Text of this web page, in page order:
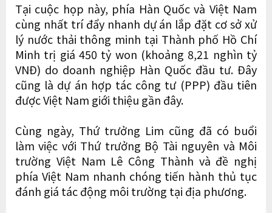
Tại cuộc họp này, phía Hàn Quốc và Việt Nam
cùng nhất trí đẩy nhanh dự án lắp đặt cơ sở xử
lý nước thải thông minh tại Thành phố Hồ Chí
Minh trị giá 450 tỷ won (khoảng 8,21 nghìn tỷ
VNĐ) do doanh nghiệp Hàn Quốc đầu tư. Đây
cũng là dự án hợp tác công tư (PPP) đầu tiên
được Việt Nam giới thiệu gần đây.
Cùng ngày, Thứ trưởng Lim cũng đã có buổi
làm việc với Thứ trưởng Bộ Tài nguyên và Môi
trường Việt Nam Lê Công Thành và đề nghị
phía Việt Nam nhanh chóng tiến hành thủ tục
đánh giá tác động môi trường tại địa phương.